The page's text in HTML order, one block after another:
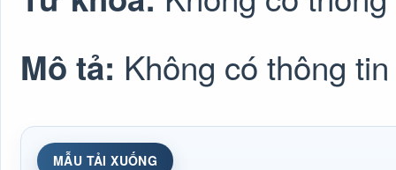
Mô tả: Không có thông tin
MẪU TẢI XUỐNG